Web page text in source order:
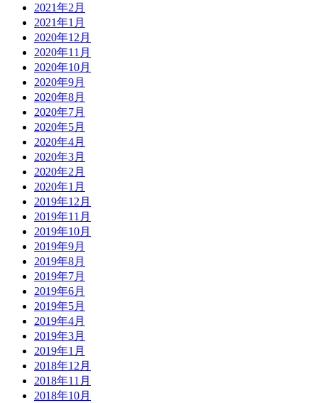
2021年2月
2021年1月
2020年12月
2020年11月
2020年10月
2020年9月
2020年8月
2020年7月
2020年5月
2020年4月
2020年3月
2020年2月
2020年1月
2019年12月
2019年11月
2019年10月
2019年9月
2019年8月
2019年7月
2019年6月
2019年5月
2019年4月
2019年3月
2019年1月
2018年12月
2018年11月
2018年10月